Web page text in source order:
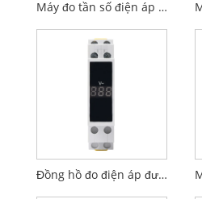
Máy đo tần số điện áp hiện tại 1P
Đồng hồ đo điện áp đường sắt 1P